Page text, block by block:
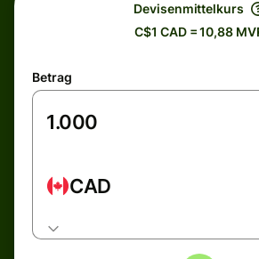
Devisenmittelkurs
C$1 CAD = 10,88
Betrag
CAD